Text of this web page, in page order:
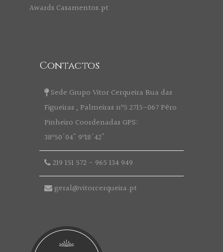
Contactos
Sede Grupo Vitor Cerqueira Rua das
Figueiras , Palmeiras nº5 2715-067 Pêro
Pinheiro Coordenadas GPS:
38º50'04" 9º18'42"
219 151 572 - 965 134 949
geral@vitorcerqueira.pt